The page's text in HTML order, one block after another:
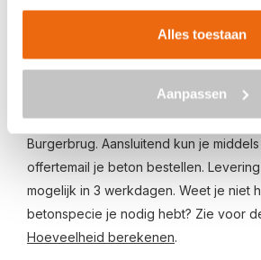
Alles toestaan
Aanpassen
in Burgerbrug bestellen is eenvoudig:
m3, het type beton, de optionele
een betonpomp en je e-mailadres in
enkele seconden een gerichte prijs
Burgerbrug. Aansluitend kun je
offertemail je beton bestellen.
mogelijk in 3 werkdagen. Weet je niet
betonspecie je nodig hebt? Zie voor
Hoeveelheid berekenen.